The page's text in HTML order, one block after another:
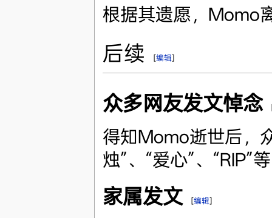
根据其遗愿，Momo
后续 [编辑]
众多网友发文悼念
得知Momo逝世后，
烛”、“爱心”、
家属发文 [编辑]